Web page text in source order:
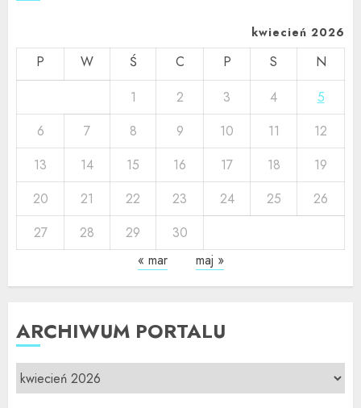
kwiecień 2026
P W Ś C P S
N
1
2 3 4
5
6
7 8 9 10 11
12
13
14 15 16 17 18
19
20
21 22 23 24 25
26
27
28 29
30
« mar
maj »
ARCHIWUM PORTALU